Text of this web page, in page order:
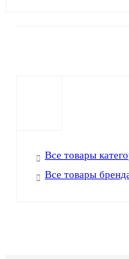
Все товары
Все товары